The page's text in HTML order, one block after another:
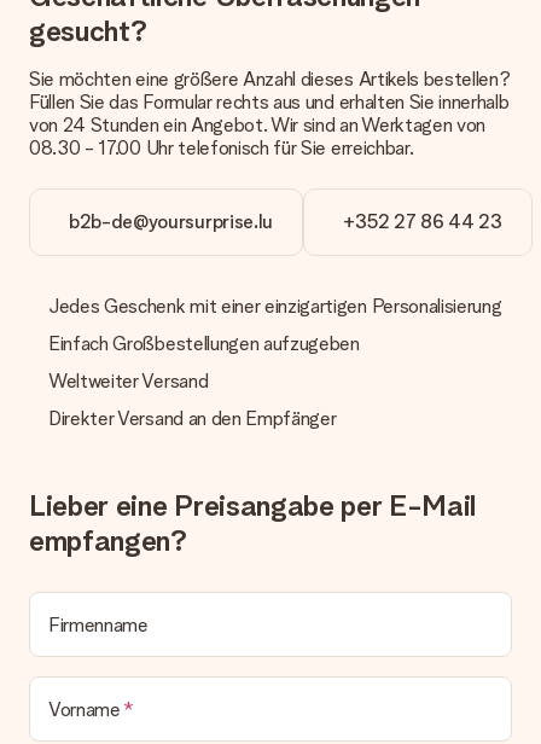
Kundenservice.
Zahlung
Wie kann ich meine Bestellung bezahlen?
Wir bieten die folgenden Zahlungsoptionen an: Vorauskasse
mit normaler Überweisung, Sofortüberweisung, Paypal,
manuellen Überweisung verlängert sich die Lieferzeit des
Geschenks jedoch um 3 Werktage.
Geschenk empfangen
Was, wenn das Geschenk meine Erwartungen nicht
Sollte das Geschenk wider Erwarten deine Erwartungen nicht
erfüllen, bitten wir dich, unseren Kundenservice zu
kontaktieren. Dort wird dir umgehend ein passender
Lösungsvorschlag unterbreitet.
Lieferschein. Die Rechnung zu deiner Bestellung erhältst du
zeitgleich mit der Bestätigungsmail und kannst sie jederzeit in
deinem MySurprise Account einsehen. Du kannst das
bleibt eine echte Überraschung!
gesucht?
Sie möchten eine größere Anzahl dieses Artikels bestellen?
Füllen Sie das Formular rechts aus und erhalten Sie innerhalb
von 24 Stunden ein Angebot. Wir sind an Werktagen von
08.30 - 17.00 Uhr telefonisch für Sie erreichbar.
b2b-de@yoursurprise.lu +352 27 86 44 23
Jedes Geschenk mit einer einzigartigen Personalisierung
Einfach Großbestellungen aufzugeben
Weltweiter Versand
Direkter Versand an den Empfänger
Lieber eine Preisangabe per E-Mail
empfangen?
Firmenname
Vorname